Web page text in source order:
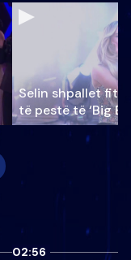
Selin shpallet
të pestë të ‘Big
02:56